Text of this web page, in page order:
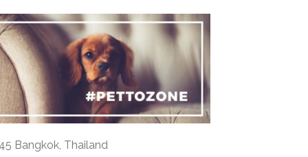
Bangkok, Thailand